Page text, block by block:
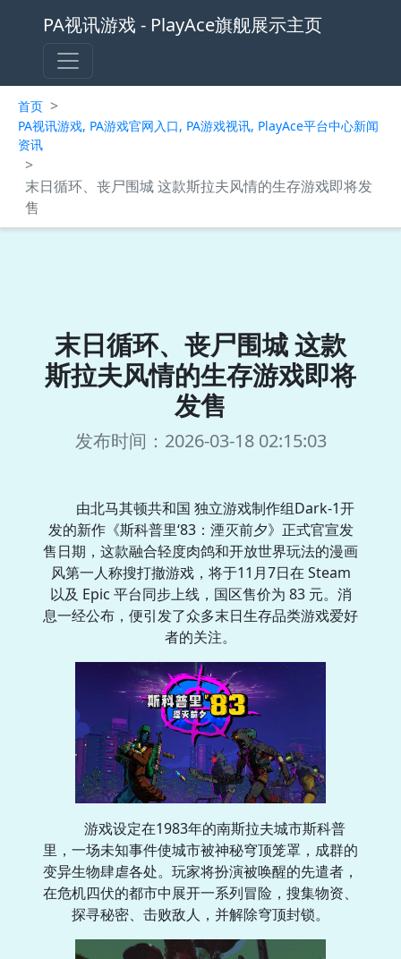
PA视讯游戏 - PlayAce旗舰展示主页
首页 >
PA视讯游戏, PA游戏官网入口, PA游戏视讯, PlayAce平台中心新闻
资讯
>
末日循环、丧尸围城 这款斯拉夫风情的生存游戏即将发
售
末日循环、丧尸围城 这款
斯拉夫风情的生存游戏即将
发售
发布时间：2026-03-18 02:15:03
由北马其顿共和国 独立游戏制作组Dark-1开
发的新作《斯科普里‘83：湮灭前夕》正式官宣发
售日期，这款融合轻度肉鸽和开放世界玩法的漫画
风第一人称搜打撤游戏，将于11月7日在 Steam
以及 Epic 平台同步上线，国区售价为 83 元。消
息一经公布，便引发了众多末日生存品类游戏爱好
者的关注。
游戏设定在1983年的南斯拉夫城市斯科普
里，一场未知事件使城市被神秘穹顶笼罩，成群的
变异生物肆虐各处。玩家将扮演被唤醒的先遣者，
在危机四伏的都市中展开一系列冒险，搜集物资、
探寻秘密、击败敌人，并解除穹顶封锁。